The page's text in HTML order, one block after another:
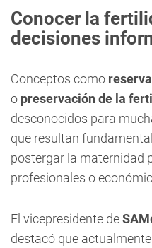
Conocer la
decisiones
Conceptos como
o preservación de la
desconocidos para
que resultan
postergar la maternidad
profesionales o
El vicepresidente de
destacó que